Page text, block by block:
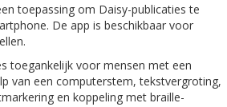
toepassing om Daisy-publicaties te
De app is beschikbaar voor
toegankelijk voor mensen met een
van een computerstem, tekstvergroting,
en koppeling met braille-